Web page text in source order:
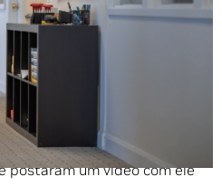
Apple em 2011 desencadeou
ao toque, mas quando
adquiriram um, eles viram
a um caddie de golfe
postaram um vídeo com ele